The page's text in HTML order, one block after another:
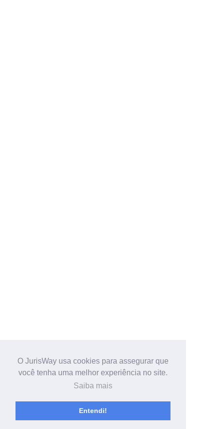
O JurisWay usa cookies para assegurar que
você tenha uma melhor experiência no site.
Saiba mais
Entendi!